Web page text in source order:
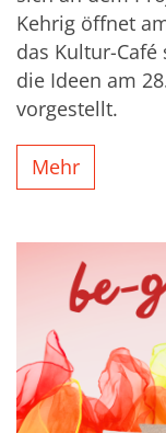
Kehrig öffnet
das Kultur-
die Ideen am
vorgestellt.
Mehr